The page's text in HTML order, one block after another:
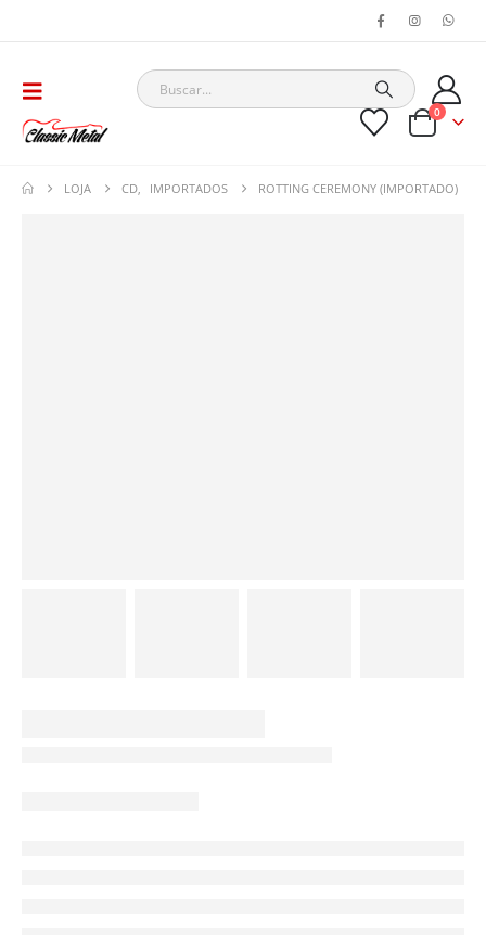
0
LOJA CD IMPORTADOS ROTTING CEREMONY (IMPORTADO)